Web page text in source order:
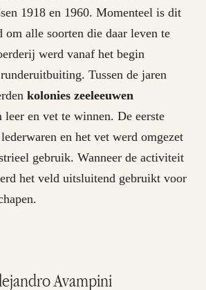
1918 en 1960. Momenteel is dit
om alle soorten die daar leven te
werd vanaf het begin
Tussen de jaren
kolonies zeeleeuwen
leer en vet te winnen. De eerste
en het vet werd omgezet
gebruik. Wanneer de activiteit
het veld uitsluitend gebruikt voor
Avampini